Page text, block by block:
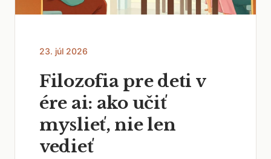
23. júl 2026
Filozofia pre deti v
ére ai: ako učiť
myslieť, nie len
vedieť